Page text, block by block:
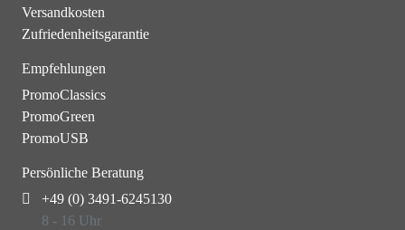
Versandkosten
Zufriedenheitsgarantie
Empfehlungen
PromoClassics
PromoGreen
PromoUSB
Persönliche Beratung
+49 (0) 3491-6245130
8 - 16 Uhr